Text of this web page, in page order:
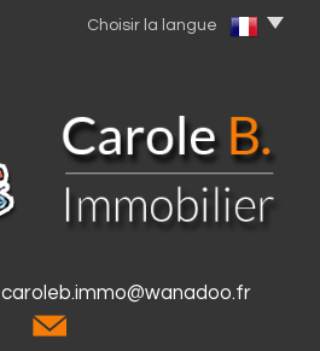
Choisir la langue
caroleb.immo@wanadoo.fr